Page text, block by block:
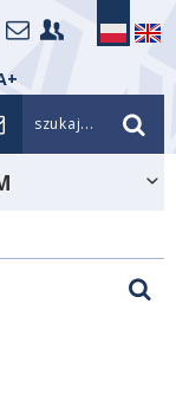
szukaj...